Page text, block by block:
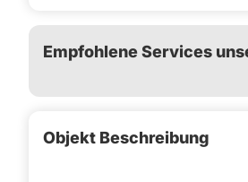
Empfohlene Services
Objekt Beschreibung